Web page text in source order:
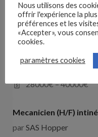
Comducteur poids
travaux publics
les landes de
28000€ –40000€
Mecanicien (H/F)
parSAS Hopper
Nous utilisons des
offrir l'expérience la
préférences et les
«Accepter», vous
cookies.
paramètres cookies